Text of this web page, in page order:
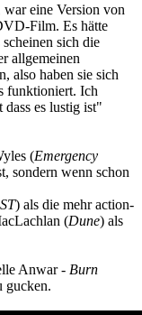
war eine Version von
Film. Es hätte
sich die
allgemeinen
also haben sie sich
funktioniert. Ich
es lustig ist"
(Emergency
sondern wenn schon
) als die mehr action-
(Dune) als
Anwar - Burn
gucken.